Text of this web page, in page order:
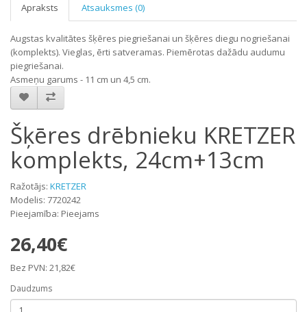
Apraksts Atsauksmes (0)
Augstas kvalitātes šķēres piegriešanai un šķēres diegu nogriešanai
(komplekts). Vieglas, ērti satveramas. Piemērotas dažādu audumu
piegriešanai.
Asmeņu garums - 11 cm un 4,5 cm.
Šķēres drēbnieku KRETZER
komplekts, 24cm+13cm
Ražotājs: KRETZER
Modelis: 7720242
Pieejamība: Pieejams
26,40€
Bez PVN: 21,82€
Daudzums